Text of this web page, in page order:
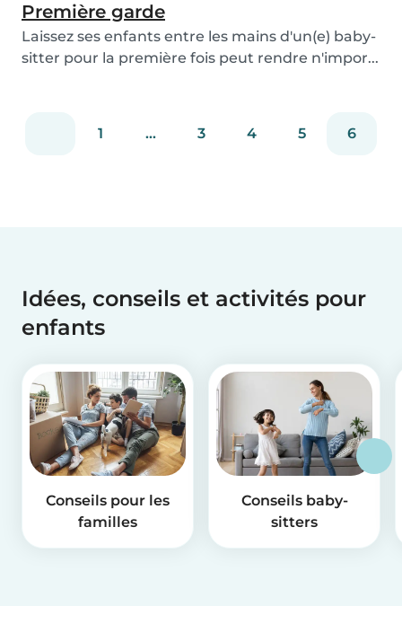
Première garde
Laissez ses enfants entre les mains d'un(e) baby-
sitter pour la première fois peut rendre n'impor...
1 ... 3 4 5 6
Idées, conseils et activités pour
enfants
Conseils pour les
familles
Conseils baby-
sitters